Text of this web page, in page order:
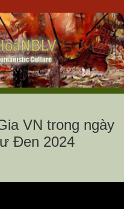
VN trong ngày
Đen 2024